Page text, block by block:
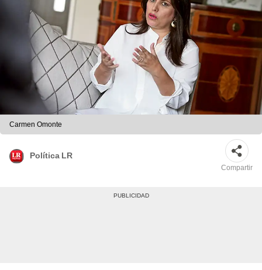
Carmen Omonte
Política LR
Compartir